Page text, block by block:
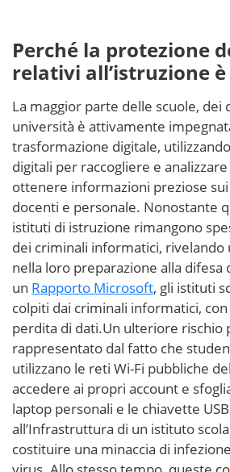
Perché la protezione
relativi all’istruzione è
La maggior parte delle scuole, dei
università è attivamente
trasformazione digitale,
digitali per raccogliere e
ottenere informazioni preziose
docenti e personale. Nonostante
istituti di istruzione rimangono
dei criminali informatici, rivelando
nella loro preparazione alla difesa
un Rapporto Microsoft, gli istituti
colpiti dai criminali informatici,
perdita di dati.Un ulteriore rischio
rappresentato dal fatto che
utilizzano le reti Wi-Fi pubbliche
accedere ai propri account e
laptop personali e le chiavette
all’Infrastruttura di un istituto
costituire una minaccia di